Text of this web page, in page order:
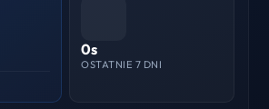
0s
OSTATNIE 7 DNI